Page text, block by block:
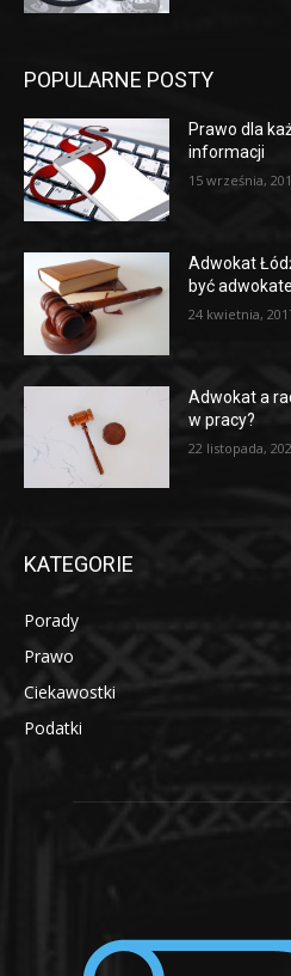
POPULARNE POSTY
Prawo dla
informacji
15 września,
Adwokat
być
24 kwietnia,
Adwokat a
w pracy?
22 listopada,
KATEGORIE
Porady
Prawo
Ciekawostki
Podatki